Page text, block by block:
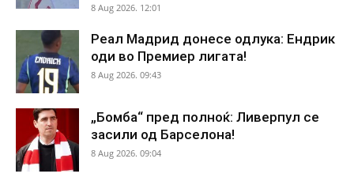
8 Aug 2026. 12:01
Реал Мадрид донесе одлука: Ендрик
оди во Премиер лигата!
8 Aug 2026. 09:43
„Бомба“ пред полноќ: Ливерпул се
засили од Барселона!
8 Aug 2026. 09:04